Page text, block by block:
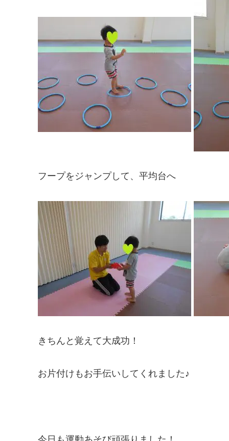
フープをジャンプして、平均台へ
きちんと覚えて大成功！
お片付けもお手伝いしてくれました♪